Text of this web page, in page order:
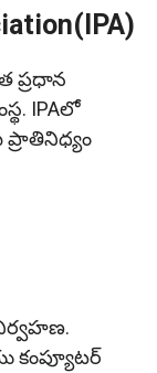
ప్రధాన
IPAలో
ప్రాతినిధ్యం
కంప్యూటర్